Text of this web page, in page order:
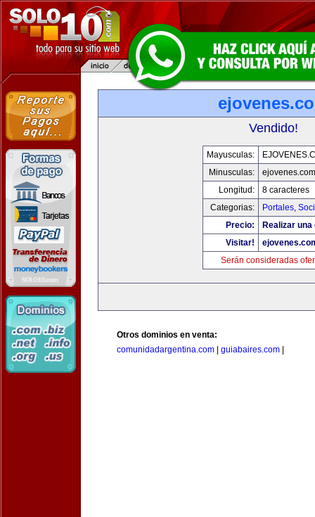
Vendido!
Mayusculas:
Minusculas:
ejovenes.com
Longitud:
8 caracteres
Categorias:
Portales,
Precio:
Realizar
Visitar!
Serán consideradas
Otros dominios en venta:
comunidadargentina.com
guiabaires.com